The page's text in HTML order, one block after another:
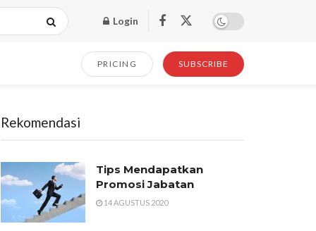
Login
PRICING SUBSCRIBE
Rekomendasi
Tips Mendapatkan
Promosi Jabatan
14 AGUSTUS 2020